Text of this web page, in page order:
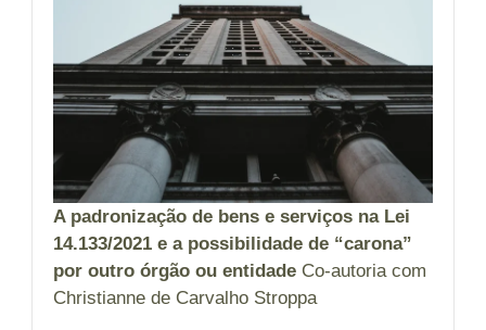
A padronização de bens e serviços na Lei
14.133/2021 e a possibilidade de “carona”
por outro órgão ou entidade Co-autoria com
Christianne de Carvalho Stroppa